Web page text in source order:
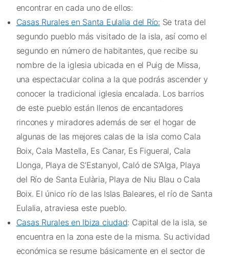
encontrar en cada uno de ellos:
Casas Rurales en Santa Eulalia del Río: Se trata del
segundo pueblo más visitado de la isla, así como el
segundo en número de habitantes, que recibe su
nombre de la iglesia ubicada en el Puig de Missa,
una espectacular colina a la que podrás ascender y
conocer la tradicional iglesia encalada. Los barrios
de este pueblo están llenos de encantadores
rincones y miradores además de ser el hogar de
algunas de las mejores calas de la isla como Cala
Boix, Cala Mastella, Es Canar, Es Figueral, Cala
Llonga, Playa de S’Estanyol, Caló de S’Alga, Playa
del Río de Santa Eulària, Playa de Niu Blau o Cala
Boix. El único río de las Islas Baleares, el río de Santa
Eulalia, atraviesa este pueblo.
Casas Rurales en Ibiza ciudad: Capital de la isla, se
encuentra en la zona este de la misma. Su actividad
económica se resume básicamente en el sector de